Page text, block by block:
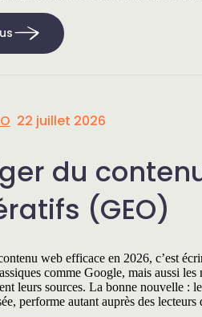
22 juillet 2026
du
(GEO)
web efficace en 2026, c’est
comme Google, mais aussi
leurs sources. La bonne nouvelle :
performe autant auprès des